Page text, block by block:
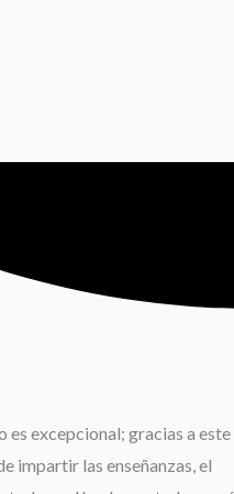
excepcional; gracias a este
impartir las enseñanzas, el